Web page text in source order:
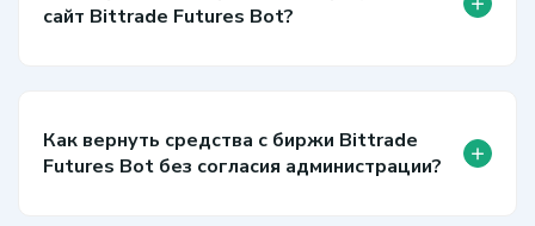
сайт Bittrade Futures Bot?
Как вернуть средства с биржи Bittrade
Futures Bot без согласия администрации?
+